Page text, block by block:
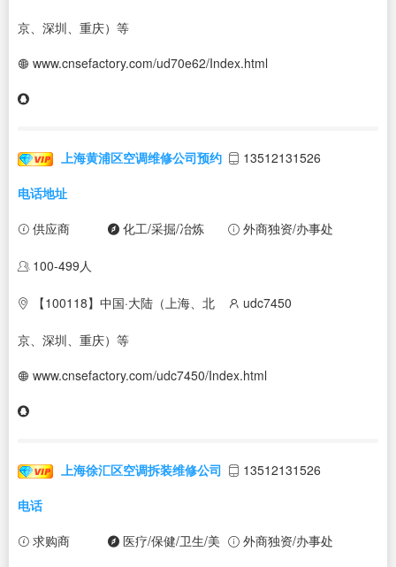
京、深圳、重庆）等
www.cnsefactory.com/ud70e62/Index.html
上海黄浦区空调维修公司预约
电话地址
13512131526
供应商 化工/采掘/冶炼 外商独资/办事处
100-499人
【100118】中国·大陆（上海、北
京、深圳、重庆）等
udc7450
www.cnsefactory.com/udc7450/Index.html
上海徐汇区空调拆装维修公司
电话
13512131526
求购商 医疗/保健/卫生/美 外商独资/办事处